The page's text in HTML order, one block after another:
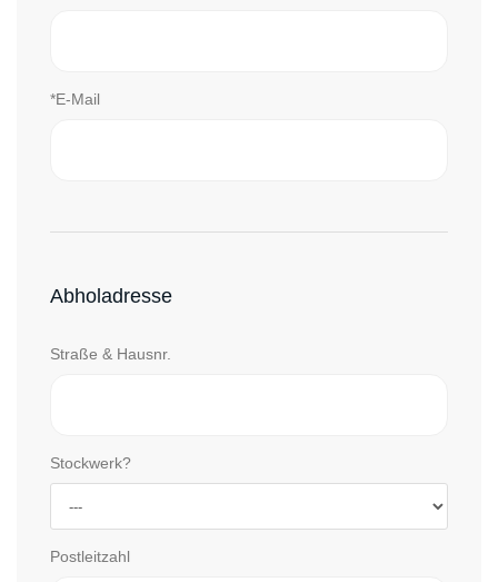
*E-Mail
Abholadresse
Straße & Hausnr.
Stockwerk?
Postleitzahl